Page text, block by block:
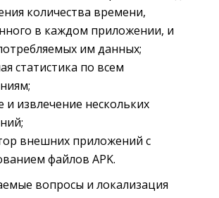
количества времени,
в каждом приложении, и
им данных;
статистика по всем
и извлечение нескольких
внешних приложений с
файлов APK.
вопросы и локализация